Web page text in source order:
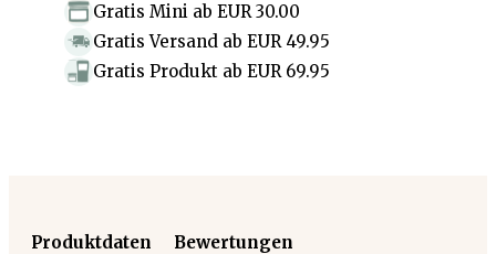
Gratis Mini ab EUR 30.00
Gratis Versand ab EUR 49.95
Gratis Produkt ab EUR 69.95
Produktdaten Bewertungen